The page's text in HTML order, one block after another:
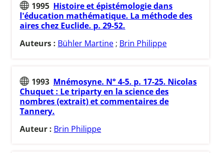
1995 Histoire et épistémologie dans
l'éducation mathématique. La méthode des
aires chez Euclide. p. 29-52.
Auteurs : Bühler Martine ; Brin Philippe
1993 Mnémosyne. N° 4-5. p. 17-25. Nicolas
Chuquet : Le triparty en la science des
nombres (extrait) et commentaires de
Tannery.
Auteur : Brin Philippe